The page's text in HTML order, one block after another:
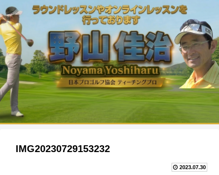
IMG20230729153232
2023.07.30